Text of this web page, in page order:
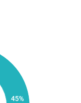
45%